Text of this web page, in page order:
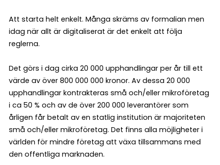
Att starta helt enkelt. Många skräms av formalian men
idag när allt är digitaliserat är det enkelt att följa
reglerna.
Det görs i dag cirka 20 000 upphandlingar per år till ett
värde av över 800 000 000 kronor. Av dessa 20 000
upphandlingar kontrakteras små och/eller mikroföretag
i ca 50 % och av de över 200 000 leverantörer som
årligen får betalt av en statlig institution är majoriteten
små och/eller mikroföretag. Det finns alla möjligheter i
världen för mindre företag att växa tillsammans med
den offentliga marknaden.